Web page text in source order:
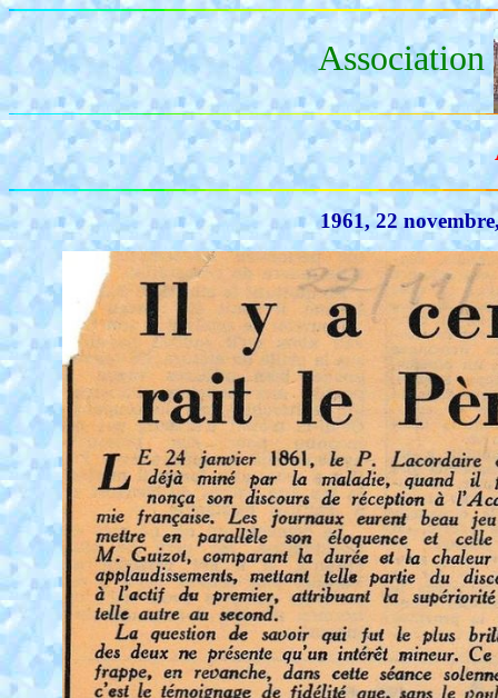
Association
1961, 22